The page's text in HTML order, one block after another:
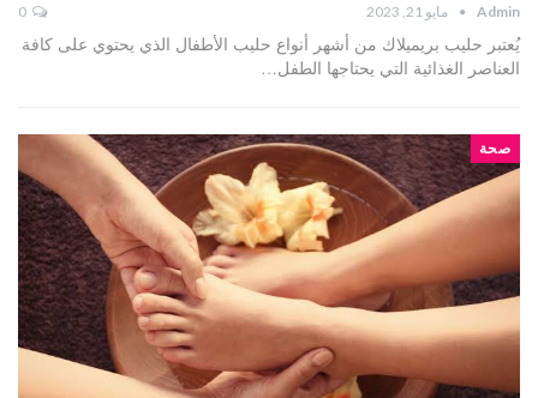
Admin مايو 21, 2023
يُعتبر حليب بريميلاك من أشهر أنواع حليب الأطفال الذي يحتوي على كافة
العناصر الغذائية التي يحتاجها الطفل…
صحة